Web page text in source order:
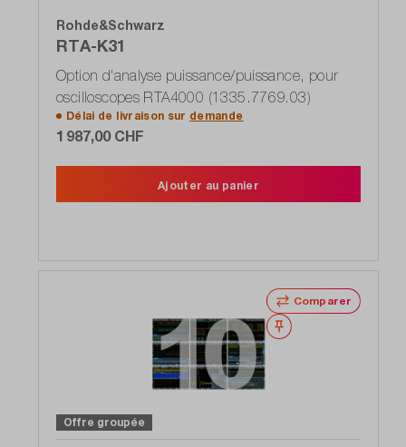
Rohde&Schwarz
RTA-K31
Option d'analyse puissance/puissance, pour
oscilloscopes RTA4000 (1335.7769.03)
Délai de livraison sur demande
1 987,00 CHF
Ajouter au panier
Comparer
Noter
Offre groupée